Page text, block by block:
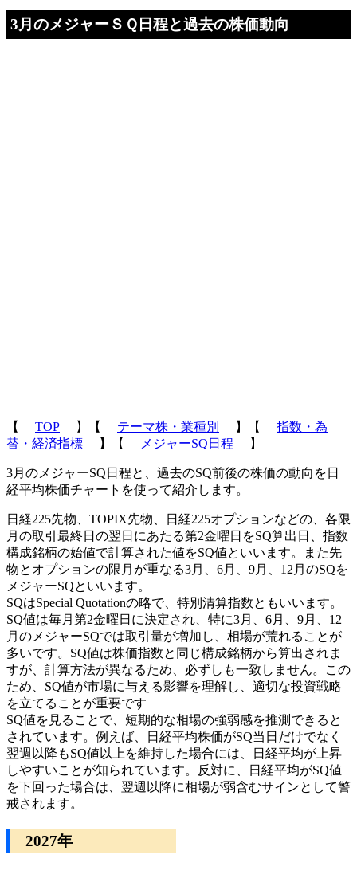
3月のメジャーＳＱ日程と過去の株価動向
【 TOP 】【 テーマ株・業種別 】【
指数・為
替・経済指標
】【 メジャーSQ日程 】
3月のメジャーSQ日程と、過去のSQ前後の株価の動向を日
経平均株価チャートを使って紹介します。
日経225先物、TOPIX先物、日経225オプションなどの、各限
月の取引最終日の翌日にあたる第2金曜日をSQ算出日、指数
構成銘柄の始値で計算された値をSQ値といいます。また先
物とオプションの限月が重なる3月、6月、9月、12月のSQを
メジャーSQといいます。
SQはSpecial Quotationの略で、特別清算指数ともいいます。
SQ値は毎月第2金曜日に決定され、特に3月、6月、9月、12
月のメジャーSQでは取引量が増加し、相場が荒れることが
多いです。SQ値は株価指数と同じ構成銘柄から算出されま
すが、計算方法が異なるため、必ずしも一致しません。この
ため、SQ値が市場に与える影響を理解し、適切な投資戦略
を立てることが重要です
SQ値を見ることで、短期的な相場の強弱感を推測できると
されています。例えば、日経平均株価がSQ当日だけでなく
翌週以降もSQ値以上を維持した場合には、日経平均が上昇
しやすいことが知られています。反対に、日経平均がSQ値
を下回った場合は、翌週以降に相場が弱含むサインとして警
戒されます。
2027年